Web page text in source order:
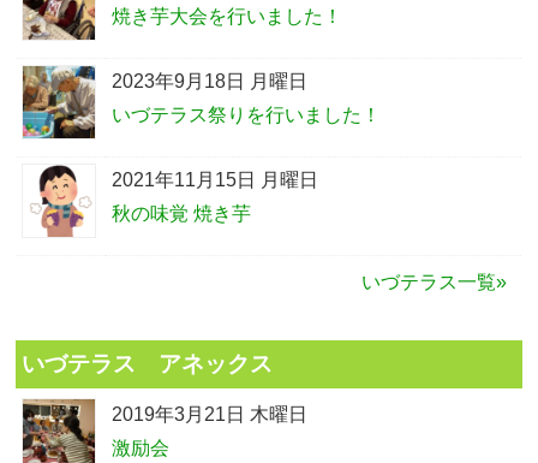
焼き芋大会を行いました！
2023年9月18日 月曜日
いづテラス祭りを行いました！
2021年11月15日 月曜日
秋の味覚 焼き芋
いづテラス一覧»
いづテラス アネックス
2019年3月21日 木曜日
激励会